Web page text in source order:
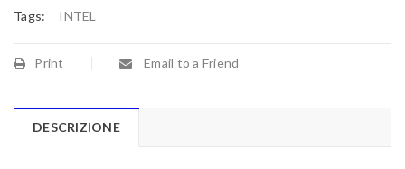
Tags: INTEL
Print Email to a Friend
DESCRIZIONE